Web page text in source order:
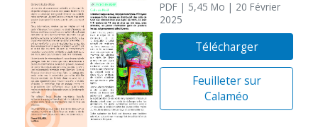
PDF | 5,45 Mo | 20 Février
2025
Télécharger
Feuilleter sur
Calaméo